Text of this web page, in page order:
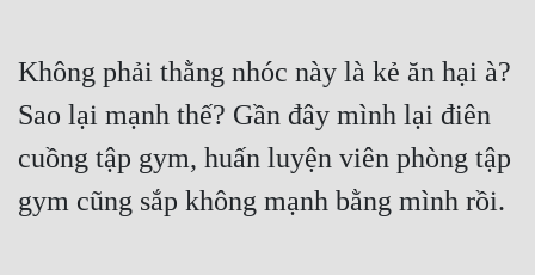
Dị Giới
Dị Năng
Gia Đấu
Góc Nhìn Nam
Không phải thằng nhóc này là kẻ ăn hại à?
Sao lại mạnh thế? Gần đây mình lại điên
cuồng tập gym, huấn luyện viên phòng tập
gym cũng sắp không mạnh bằng mình rồi.